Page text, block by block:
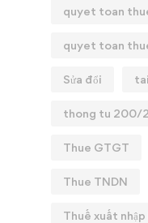
quyet toan
quyet toan
Sửa đổi
thong tu 200/
Thue GTGT
Thue TNDN
Thuế xuất nhập